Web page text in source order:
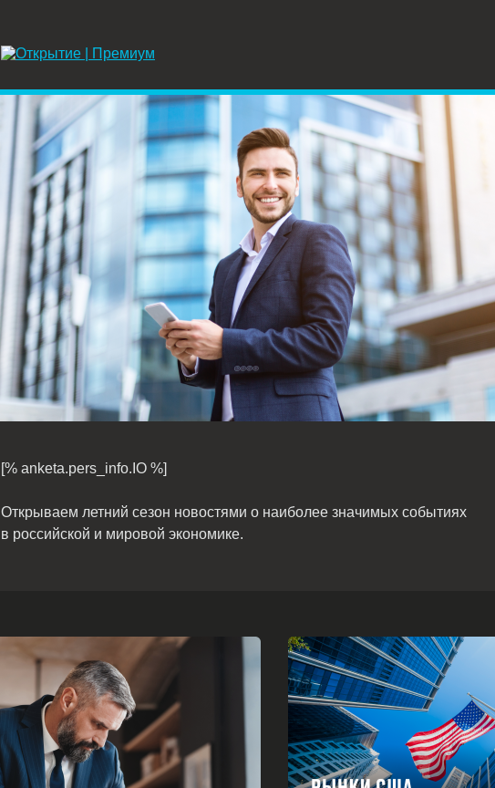
[% anketa.pers_info.IO %]
Открываем летний сезон новостями о наиболее значимых событиях
в российской и мировой экономике.